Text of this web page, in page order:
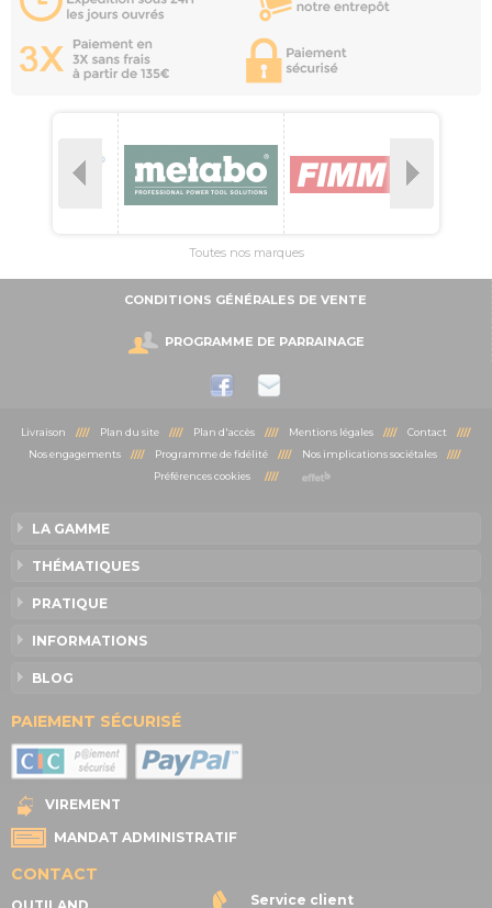
Toutes nos marques
CONDITIONS GÉNÉRALES DE VENTE
PROGRAMME DE PARRAINAGE
Livraison //// Plan du site //// Plan d'accès //// Mentions légales //// Contact ////
Nos engagements//// Programme de fidélité//// Nos implications sociétales////
Préférences cookies
////
LA GAMME
THÉMATIQUES
PRATIQUE
INFORMATIONS
BLOG
PAIEMENT SÉCURISÉ
VIREMENT
MANDAT ADMINISTRATIF
CONTACT
Service client